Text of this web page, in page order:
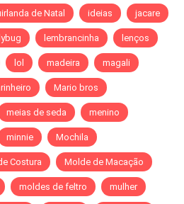
de Natal ideias jacare
lembrancinha lenços
lol madeira magali
Mario bros
meias de seda menino
minnie Mochila
Costura Molde de Macação
moldes de feltro mulher